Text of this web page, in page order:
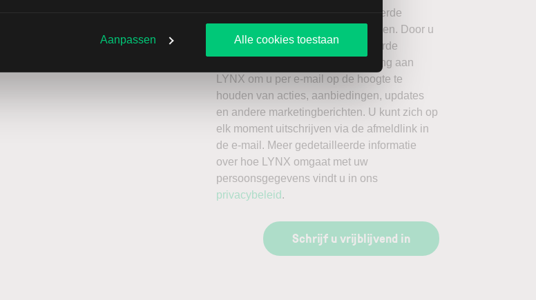
Aanpassen Alle cookies toestaan
Ik wil graag de door mij geselecteerde
nieuwsbrieven van LYNX ontvangen. Door u
aan te melden voor de geselecteerde
nieuwsbrieven, geeft u toestemming aan
LYNX om u per e-mail op de hoogte te
houden van acties, aanbiedingen, updates
en andere marketingberichten. U kunt zich op
elk moment uitschrijven via de afmeldlink in
de e-mail. Meer gedetailleerde informatie
over hoe LYNX omgaat met uw
persoonsgegevens vindt u in ons
privacybeleid .
Schrijf u vrijblijvend in